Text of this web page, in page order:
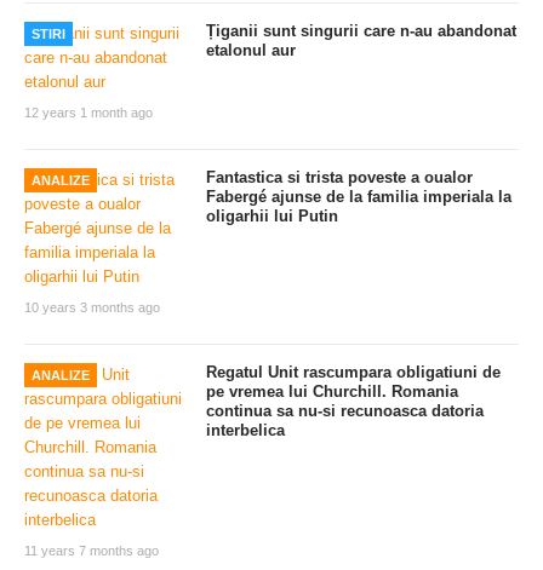
STIRI
12 years 1 month ago
Țiganii sunt singurii care n-au abandonat
etalonul aur
ANALIZE
10 years 3 months ago
Fantastica si trista poveste a oualor
Fabergé ajunse de la familia imperiala la
oligarhii lui Putin
ANALIZE
11 years 7 months ago
Regatul Unit rascumpara obligatiuni de
pe vremea lui Churchill. Romania
continua sa nu-si recunoasca datoria
interbelica